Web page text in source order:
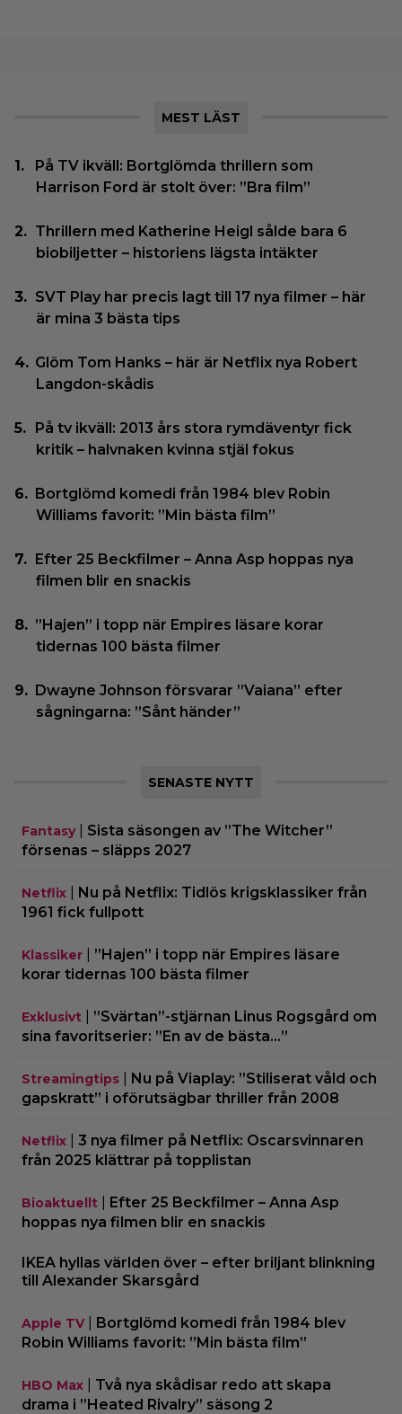
MEST LÄST
På TV ikväll: Bortglömda thrillern som
Harrison Ford är stolt över: ”Bra film”
Thrillern med Katherine Heigl sålde bara 6
biobiljetter – historiens lägsta intäkter
SVT Play har precis lagt till 17 nya filmer – här
är mina 3 bästa tips
Glöm Tom Hanks – här är Netflix nya Robert
Langdon-skådis
På tv ikväll: 2013 års stora rymdäventyr fick
kritik – halvnaken kvinna stjäl fokus
Bortglömd komedi från 1984 blev Robin
Williams favorit: ”Min bästa film”
Efter 25 Beckfilmer – Anna Asp hoppas nya
filmen blir en snackis
”Hajen” i topp när Empires läsare korar
tidernas 100 bästa filmer
Dwayne Johnson försvarar ”Vaiana” efter
sågningarna: ”Sånt händer”
SENASTE NYTT
Fantasy| Sista säsongen av ”The Witcher”
försenas – släpps 2027
Netflix
Nu på Netflix: Tidlös krigsklassiker från
1961 fick fullpott
Klassiker
”Hajen” i topp när Empires läsare
korar tidernas 100 bästa filmer
Exklusivt
”Svärtan”-stjärnan Linus Rogsgård om
sina favoritserier: ”En av de bästa…”
Streamingtips
Nu på Viaplay: ”Stiliserat våld och
gapskratt” i oförutsägbar thriller från 2008
Netflix
3 nya filmer på Netflix: Oscarsvinnaren
från 2025 klättrar på topplistan
Bioaktuellt
Efter 25 Beckfilmer – Anna Asp
hoppas nya filmen blir en snackis
IKEA hyllas världen över – efter briljant blinkning
till Alexander Skarsgård
Apple TV|
Bortglömd komedi från 1984 blev
Robin Williams favorit: ”Min bästa film”
HBO Max
Två nya skådisar redo att skapa
drama i ”Heated Rivalry” säsong 2